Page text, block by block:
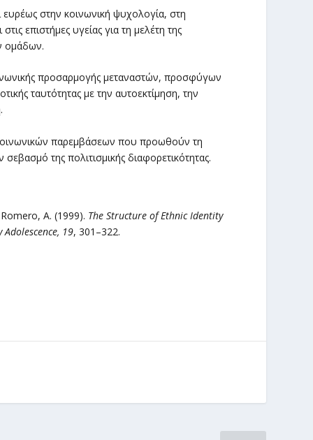
ευρέως στην κοινωνική ψυχολογία, στη
επιστήμες υγείας για τη μελέτη της
ομάδων.
προσαρμογής μεταναστών, προσφύγων
ταυτότητας με την αυτοεκτίμηση, την
κοινωνικών παρεμβάσεων που προωθούν τη
της πολιτισμικής διαφορετικότητας.
A. (1999). The Structure of Ethnic Identity
19, 301–322.